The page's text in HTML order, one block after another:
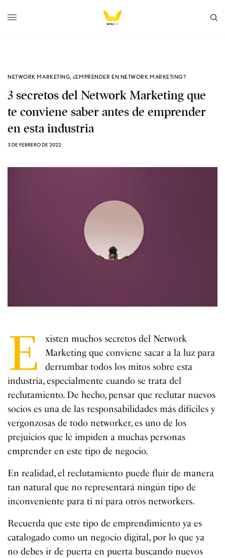
NETWORK MARKETING, ¿EMPRENDER EN NETWORK MARKETING?
3 secretos del Network Marketing que
te conviene saber antes de emprender
en esta industria
3 DE FEBRERO DE 2022
E
xisten muchos secretos del Network
Marketing que conviene sacar a la luz para
derrumbar todos los mitos sobre esta
industria, especialmente cuando se trata del
reclutamiento. De hecho, pensar que reclutar nuevos
socios es una de las responsabilidades más difíciles y
vergonzosas de todo networker, es uno de los
prejuicios que le impiden a muchas personas
emprender en este tipo de negocio.
En realidad, el reclutamiento puede fluir de manera
tan natural que no representará ningún tipo de
inconveniente para ti ni para otros networkers.
Recuerda que este tipo de emprendimiento ya es
catalogado como un negocio digital, por lo que ya
no debes ir de puerta en puerta buscando nuevos